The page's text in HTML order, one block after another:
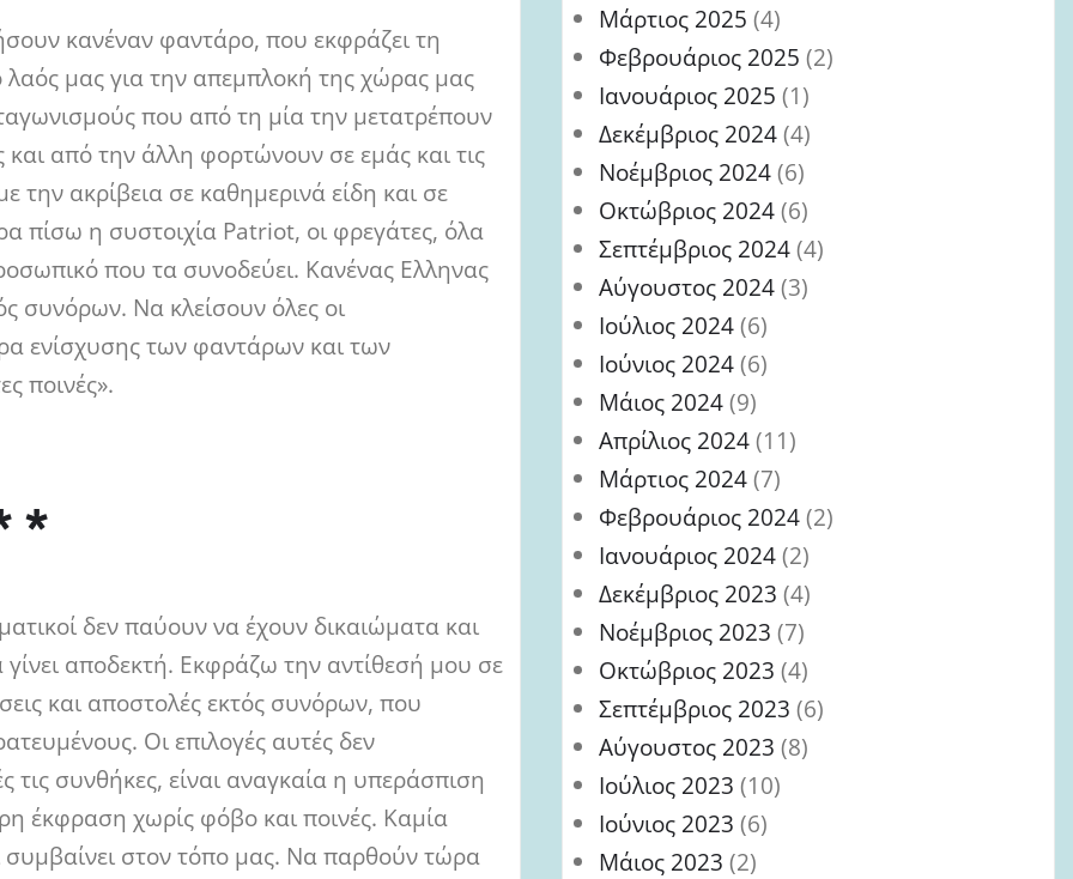
κανέναν φαντάρο, που εκφράζει τη
μας για την απεμπλοκή της χώρας μας
που από τη μία την μετατρέπουν
από την άλλη φορτώνουν σε εμάς και τις
την ακρίβεια σε καθημερινά είδη και σε
πίσω η συστοιχία Patriot, οι φρεγάτες, όλα
που τα συνοδεύει. Κανένας Ελληνας
συνόρων. Να κλείσουν όλες οι
ενίσχυσης των φαντάρων και των
ποινές».
*
δεν παύουν να έχουν δικαιώματα και
αποδεκτή. Εκφράζω την αντίθεσή μου σε
και αποστολές εκτός συνόρων, που
Οι επιλογές αυτές δεν
συνθήκες, είναι αναγκαία η υπεράσπιση
έκφραση χωρίς φόβο και ποινές. Καμία
συμβαίνει στον τόπο μας. Να παρθούν τώρα
Μάρτιος 2025 (4)
Φεβρουάριος 2025 (2)
Ιανουάριος 2025 (1)
Δεκέμβριος 2024(4)
Νοέμβριος 2024(6)
Οκτώβριος 2024(6)
Σεπτέμβριος 2024(4)
Αύγουστος 2024(3)
Ιούλιος 2024(6)
Ιούνιος 2024(6)
Μάιος 2024(9)
Απρίλιος 2024(11)
Μάρτιος 2024(7)
Φεβρουάριος 2024(2)
Ιανουάριος 2024(2)
Δεκέμβριος 2023 (4)
Νοέμβριος 2023 (7)
Οκτώβριος 2023 (4)
Σεπτέμβριος 2023 (6)
Αύγουστος 2023 (8)
Ιούλιος 2023 (10)
Ιούνιος 2023 (6)
Μάιος 2023 (2)